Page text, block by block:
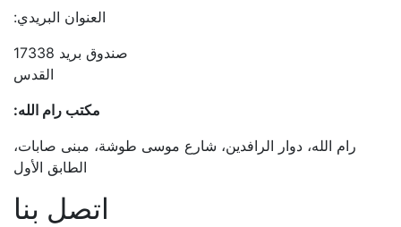
العنوان البريدي:
صندوق بريد 17338
القدس
مكتب رام الله:
رام الله، دوار الرافدين، شارع موسى طوشة، مبنى صابات،
الطابق الأول
اتصل بنا